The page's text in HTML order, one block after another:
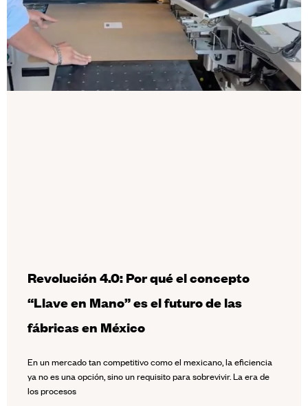
Revolución 4.0: Por qué el concepto
“Llave en Mano” es el futuro de las
fábricas en México
En un mercado tan competitivo como el mexicano, la eficiencia
ya no es una opción, sino un requisito para sobrevivir. La era de
los procesos